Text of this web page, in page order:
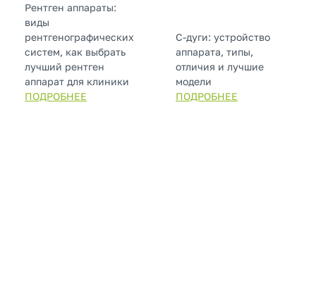
Рентген аппараты:
виды
рентгенографических
систем, как выбрать
лучший рентген
аппарат для клиники
ПОДРОБНЕЕ
С-дуги: устройство
аппарата, типы,
отличия и лучшие
модели
ПОДРОБНЕЕ